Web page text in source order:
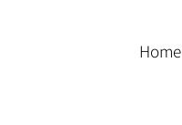
Home